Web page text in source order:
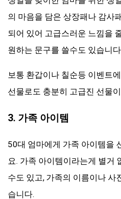
의 마음을 담은 상장패나 감사
되어 있어 고급스러운 느낌을
원하는 문구를 쓸수도 있습니
보통 환갑이나 칠순등 이벤트
선물로도 충분히 고급진 선물
3. 가족 아이템
50대 엄마에게 가족 아이템을
요. 가족 아이템이라는게 별거
수도 있고, 가족의 이름이나 사
습니다.